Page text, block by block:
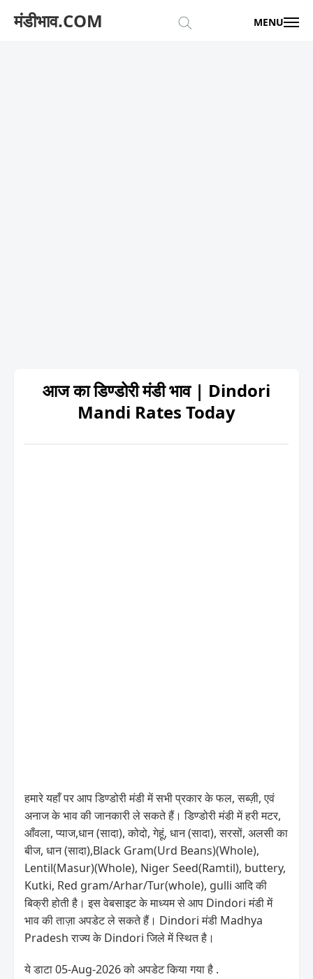
मंडीभाव.COM MENU
आज का डिण्डोरी मंडी भाव | Dindori
Mandi Rates Today
हमारे यहाँ पर आप डिण्डोरी मंडी में सभी प्रकार के फल, सब्ज़ी, एवं
अनाज के भाव की जानकारी ले सकते हैं। डिण्डोरी मंडी में हरी मटर,
आँवला, प्याज,धान (सादा), कोदो, गेहूं, धान (सादा), सरसों, अलसी का
बीज, धान (सादा),Black Gram(Urd Beans)(Whole),
Lentil(Masur)(Whole), Niger Seed(Ramtil), buttery,
Kutki, Red gram/Arhar/Tur(whole), gulli आदि की
बिक्री होती है। इस वेबसाइट के माध्यम से आप Dindori मंडी में
भाव की ताज़ा अपडेट ले सकते हैं। Dindori मंडी Madhya
Pradesh राज्य के Dindori जिले में स्थित है।
ये डाटा 05-Aug-2026 को अपडेट किया गया है .